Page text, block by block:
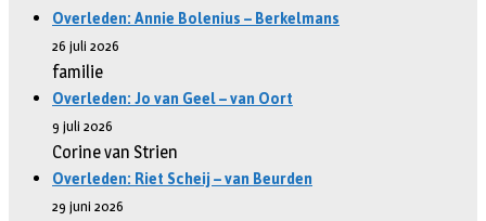
Overleden: Annie Bolenius – Berkelmans
26 juli 2026
familie
Overleden: Jo van Geel – van Oort
9 juli 2026
Corine van Strien
Overleden: Riet Scheij – van Beurden
29 juni 2026